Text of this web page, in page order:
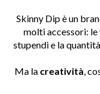
Skinny Dip è un
molti accessori:
stupendi e la
Ma la creatività,